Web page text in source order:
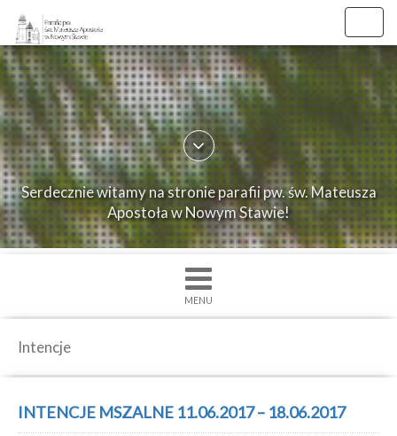
×
Strona
główna
O
parafii
Ogłoszenia
św.
Nabożenstwa
Kancelaria
Serdecznie witamy na stronie parafii pw. św. Mateusza
Apostoła w Nowym Stawie!
MENU
Intencje
INTENCJE MSZALNE 11.06.2017 – 18.06.2017